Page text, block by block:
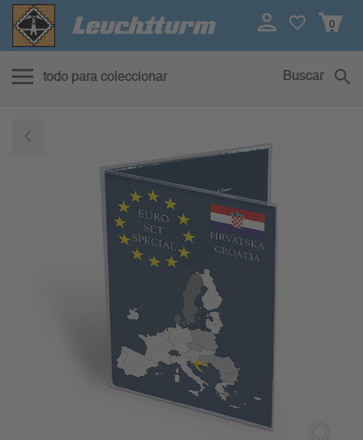
0
todo para coleccionar Buscar